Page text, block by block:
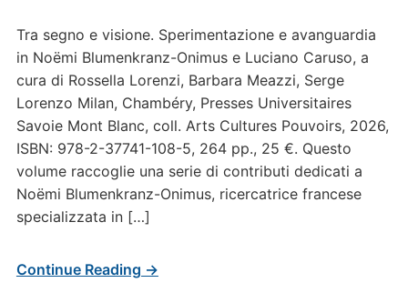
Tra segno e visione. Sperimentazione e avanguardia
in Noëmi Blumenkranz-Onimus e Luciano Caruso, a
cura di Rossella Lorenzi, Barbara Meazzi, Serge
Lorenzo Milan, Chambéry, Presses Universitaires
Savoie Mont Blanc, coll. Arts Cultures Pouvoirs, 2026,
ISBN: 978-2-37741-108-5, 264 pp., 25 €. Questo
volume raccoglie una serie di contributi dedicati a
Noëmi Blumenkranz-Onimus, ricercatrice francese
specializzata in […]
Continue Reading →